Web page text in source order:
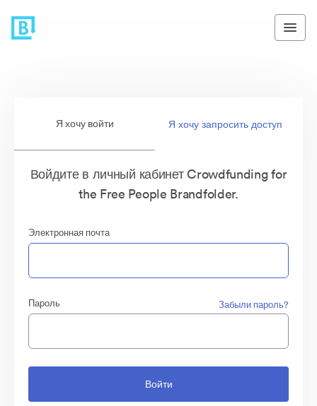
Я хочу войти Я хочу запросить доступ
Войдите в личный кабинет Crowdfunding for
the Free People Brandfolder.
Электронная почта
Пароль Забыли пароль?